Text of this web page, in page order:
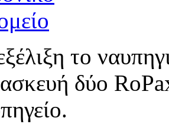
το
δύο